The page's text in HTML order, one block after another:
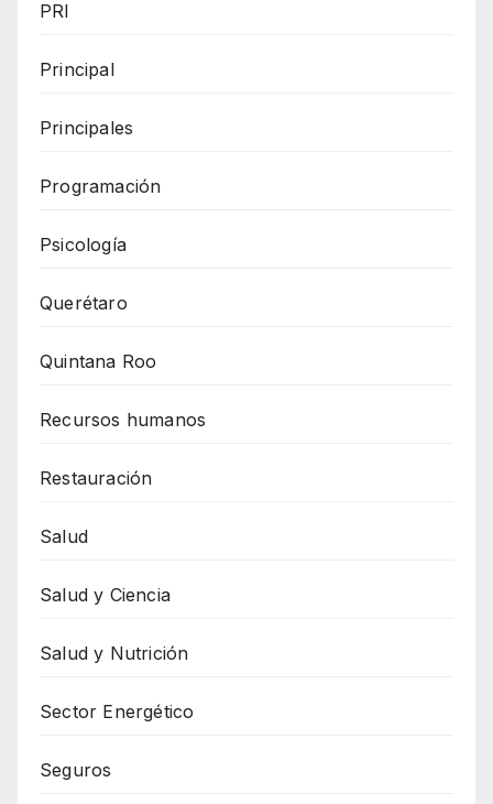
PRI
Principal
Principales
Programación
Psicología
Querétaro
Quintana Roo
Recursos humanos
Restauración
Salud
Salud y Ciencia
Salud y Nutrición
Sector Energético
Seguros